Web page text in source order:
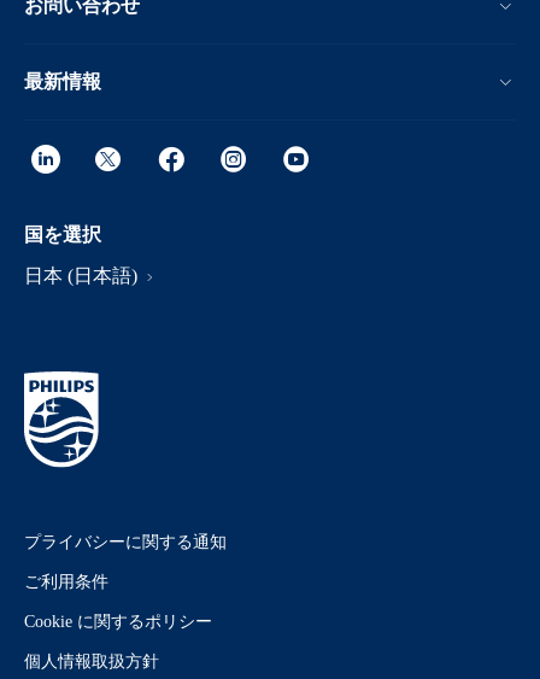
お問い合わせ
最新情報
国を選択
日本 (日本語)
プライバシーに関する通知
ご利用条件
Cookie に関するポリシー
個人情報取扱方針